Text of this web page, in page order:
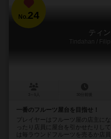
No.24
ティ
Tindahan /
一番のフルーツ屋台を目指せ！
プレイヤーはフルーツ屋の店主に
ったり店員に屋台を引かせたりし
は毎ラウンドフルーツを売るか店